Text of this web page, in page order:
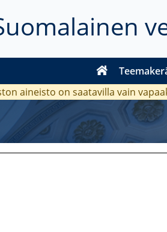
aineisto on saatavilla vain